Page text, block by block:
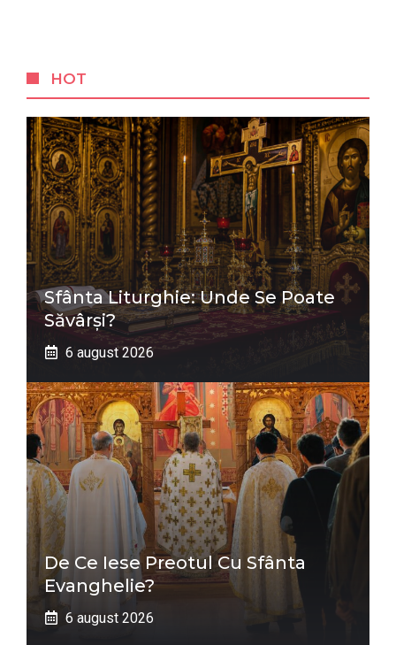
HOT
Sfânta Liturghie: Unde Se Poate
Săvârși?
6 august 2026
De Ce Iese Preotul Cu Sfânta
Evanghelie?
6 august 2026